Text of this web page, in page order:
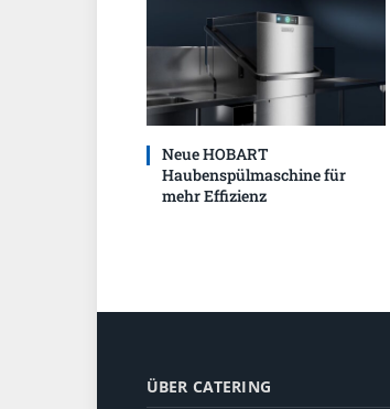
Neue HOBART
Haubenspülmaschine für
mehr Effizienz
ÜBER CATERING